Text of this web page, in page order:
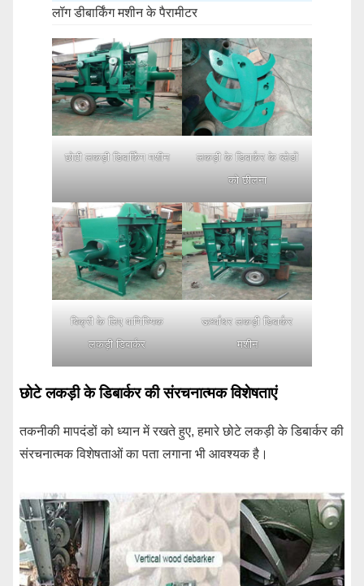
लॉग डीबार्किंग मशीन के पैरामीटर
छोटी लकड़ी डिबार्किंग मशीन
लकड़ी के डिबार्कर के ब्लेडों
को छीलना
बिक्री के लिए वाणिज्यिक
लकड़ी डिबार्कर
ऊर्ध्वाधर लकड़ी डिबार्कर
मशीन
छोटे लकड़ी के डिबार्कर की संरचनात्मक विशेषताएं
तकनीकी मापदंडों को ध्यान में रखते हुए, हमारे छोटे लकड़ी के डिबार्कर की
संरचनात्मक विशेषताओं का पता लगाना भी आवश्यक है।